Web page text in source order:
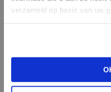
verzameld op basis van uw
NOG GEEN
MERK